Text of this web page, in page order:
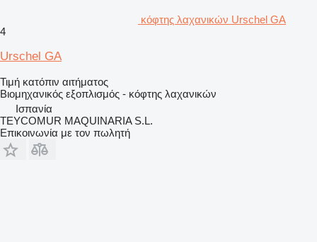
κόφτης λαχανικών Urschel GA
4
Urschel GA
Τιμή κατόπιν αιτήματος
Βιομηχανικός εξοπλισμός - κόφτης λαχανικών
Ισπανία
TEYCOMUR MAQUINARIA S.L.
Επικοινωνία με τον πωλητή